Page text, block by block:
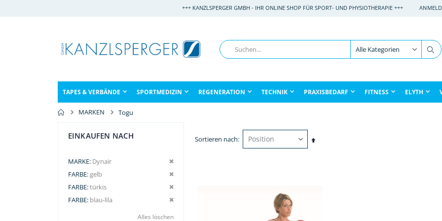
+++ KANZLSPERGER GMBH - IHR ONLINE SHOP FÜR SPORT- UND PHYSIOTHERAPIE +++
Suche
TAPES & VERBÄNDE SPORTMEDIZIN REGENERATION TECHNIK PRAXISBEDARF FITNESS ELYTH
MARKEN Togu
Sortieren nach
In
EINKAUFEN NACH
MARKE Dynair
Dies entfernen
FARBE gelb
Dies entfernen
FARBE türkis
Dies entfernen
FARBE blau-lila Dies entfernen
Alles löschen